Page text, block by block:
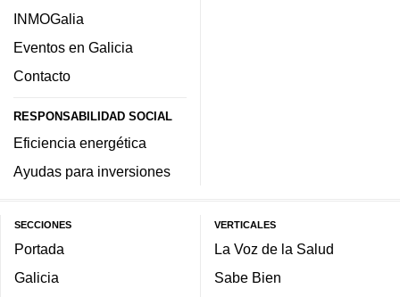
INMOGalia
Eventos en Galicia
Contacto
RESPONSABILIDAD SOCIAL
Eficiencia energética
Ayudas para inversiones
SECCIONES
Portada
Galicia
VERTICALES
La Voz de la Salud
Sabe Bien